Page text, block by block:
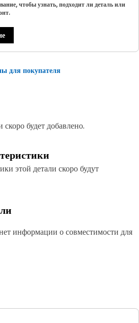
чтобы узнать, подходит ли деталь или
для покупателя
будет добавлено.
этой детали скоро будут
информации о совместимости для